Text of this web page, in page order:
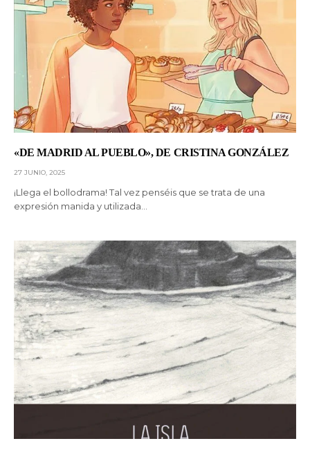
«DE MADRID AL PUEBLO», DE CRISTINA GONZÁLEZ
27 JUNIO, 2025
¡Llega el bollodrama! Tal vez penséis que se trata de una
expresión manida y utilizada…